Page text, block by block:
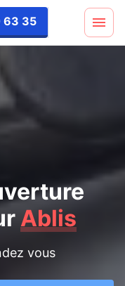
63 35
Ablis
vous